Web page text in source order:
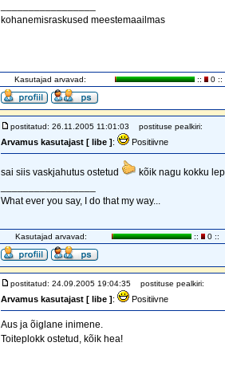
kohanemisraskused meestemaailmas
Kasutajad arvavad: :: 0 ::
postitatud: 26.11.2005 11:01:03 postituse pealkiri:
Arvamus kasutajast [ libe ]: Positiivne
sai siis vaskjahutus ostetud
kõik nagu kokku
What ever you say, I do that my way...
Kasutajad arvavad: :: 0 ::
postitatud: 24.09.2005 19:04:35 postituse pealkiri:
Arvamus kasutajast [ libe ]: Positiivne
Aus ja õiglane inimene.
Toiteplokk ostetud, kõik hea!